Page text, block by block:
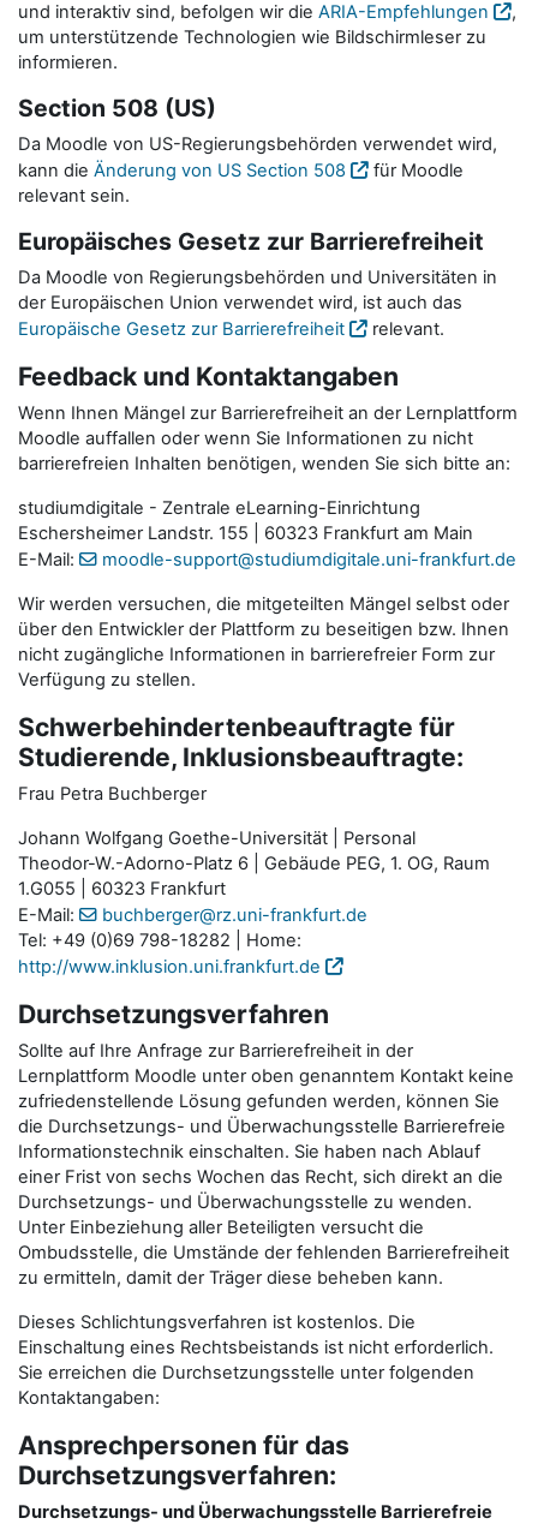
und interaktiv sind, befolgen wir die ARIA-Empfehlungen
,
um unterstützende Technologien wie Bildschirmleser zu
informieren.
Section 508 (US)
Da Moodle von US-Regierungsbehörden verwendet wird,
kann die Änderung von US Section 508
für Moodle
relevant sein.
Europäisches Gesetz zur Barrierefreiheit
Da Moodle von Regierungsbehörden und Universitäten in
der Europäischen Union verwendet wird, ist auch das
Europäische Gesetz zur Barrierefreiheit
relevant.
Feedback und Kontaktangaben
Wenn Ihnen Mängel zur Barrierefreiheit an der Lernplattform
Moodle auffallen oder wenn Sie Informationen zu nicht
barrierefreien Inhalten benötigen, wenden Sie sich bitte an:
studiumdigitale - Zentrale eLearning-Einrichtung
Eschersheimer Landstr. 155 | 60323 Frankfurt am Main
E-Mail:
moodle-support@studiumdigitale.uni-frankfurt.de
Wir werden versuchen, die mitgeteilten Mängel selbst oder
über den Entwickler der Plattform zu beseitigen bzw. Ihnen
nicht zugängliche Informationen in barrierefreier Form zur
Verfügung zu stellen.
Schwerbehindertenbeauftragte für
Studierende, Inklusionsbeauftragte:
Frau Petra Buchberger
Johann Wolfgang Goethe-Universität | Personal
Theodor-W.-Adorno-Platz 6 | Gebäude PEG, 1. OG, Raum
1.G055 | 60323 Frankfurt
E-Mail:
buchberger@rz.uni-frankfurt.de
Tel: +49 (0)69 798-18282 | Home:
http://www.inklusion.uni.frankfurt.de
Durchsetzungsverfahren
Sollte auf Ihre Anfrage zur Barrierefreiheit in der
Lernplattform Moodle unter oben genanntem Kontakt keine
zufriedenstellende Lösung gefunden werden, können Sie
die Durchsetzungs- und Überwachungsstelle Barrierefreie
Informationstechnik einschalten. Sie haben nach Ablauf
einer Frist von sechs Wochen das Recht, sich direkt an die
Durchsetzungs- und Überwachungsstelle zu wenden.
Unter Einbeziehung aller Beteiligten versucht die
Ombudsstelle, die Umstände der fehlenden Barrierefreiheit
zu ermitteln, damit der Träger diese beheben kann.
Dieses Schlichtungsverfahren ist kostenlos. Die
Einschaltung eines Rechtsbeistands ist nicht erforderlich.
Sie erreichen die Durchsetzungsstelle unter folgenden
Kontaktangaben:
Ansprechpersonen für das
Durchsetzungsverfahren:
Durchsetzungs- und Überwachungsstelle Barrierefreie